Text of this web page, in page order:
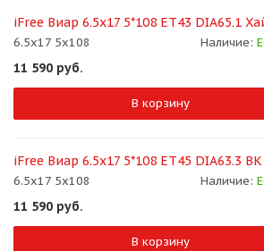
iFree Виар 6.5x17 5*108 ET43 DIA65.1
6.5x17 5x108 Наличие:
11 590 руб.
В корзину
iFree Виар 6.5x17 5*108 ET45 DIA63.3 BK
6.5x17 5x108 Наличие:
11 590 руб.
В корзину